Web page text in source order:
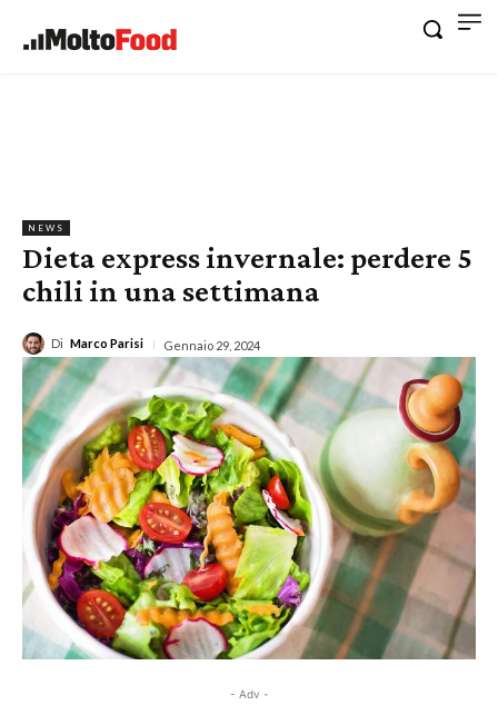
NEWS
Dieta express invernale: perdere 5
chili in una settimana
Di Marco Parisi Gennaio 29, 2024
- Adv -